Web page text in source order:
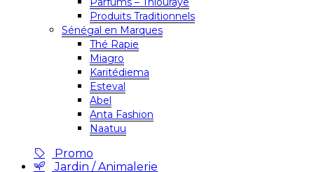
Produits Traditionnels
Sénégal en Marques
Thé Rapie
Miagro
Karitédiema
Esteval
Abel
Anta Fashion
Naatuu
Promo
Jardin / Animalerie